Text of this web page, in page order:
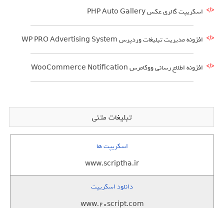
اسکریپت گالری عکس PHP Auto Gallery
افزونه مدیریت تبلیغات وردپرس WP PRO Advertising System
افزونه اطلاع رسانی ووکامرس WooCommerce Notification
تبلیغات متنی
اسکریپت ها
www.scriptha.ir
دانلود اسکریپت
www.20script.com